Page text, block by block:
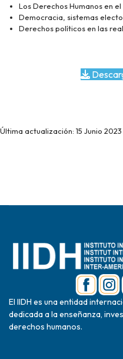
Los Derechos Humanos en
Democracia, sistemas
Derechos políticos en las
Última actualización: 15 Junio 2023
El IIDH es una entidad
dedicada a la enseñanza,
derechos humanos.